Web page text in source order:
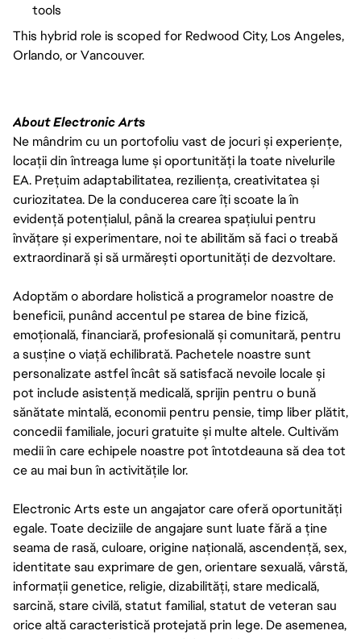
tools
This hybrid role is scoped for Redwood City, Los Angeles,
Orlando, or Vancouver.
About Electronic Arts
Ne mândrim cu un portofoliu vast de jocuri și experiențe,
locații din întreaga lume și oportunități la toate nivelurile
EA. Prețuim adaptabilitatea, reziliența, creativitatea și
curiozitatea. De la conducerea care îți scoate la în
evidență potențialul, până la crearea spațiului pentru
învățare și experimentare, noi te abilităm să faci o treabă
extraordinară și să urmărești oportunități de dezvoltare.
Adoptăm o abordare holistică a programelor noastre de
beneficii, punând accentul pe starea de bine fizică,
emoțională, financiară, profesională și comunitară, pentru
a susține o viață echilibrată. Pachetele noastre sunt
personalizate astfel încât să satisfacă nevoile locale și
pot include asistență medicală, sprijin pentru o bună
sănătate mintală, economii pentru pensie, timp liber plătit,
concedii familiale, jocuri gratuite și multe altele. Cultivăm
medii în care echipele noastre pot întotdeauna să dea tot
ce au mai bun în activitățile lor.
Electronic Arts este un angajator care oferă oportunități
egale. Toate deciziile de angajare sunt luate fără a ține
seama de rasă, culoare, origine națională, ascendență, sex,
identitate sau exprimare de gen, orientare sexuală, vârstă,
informații genetice, religie, dizabilități, stare medicală,
sarcină, stare civilă, statut familial, statut de veteran sau
orice altă caracteristică protejată prin lege. De asemenea,